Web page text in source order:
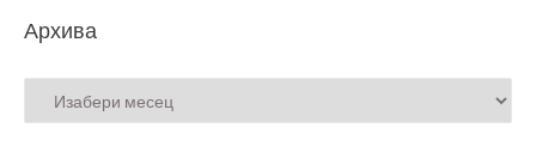
Архива